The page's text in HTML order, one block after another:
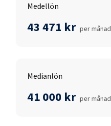
Medellön
43 471 kr per månad
Medianlön
41 000 kr per månad